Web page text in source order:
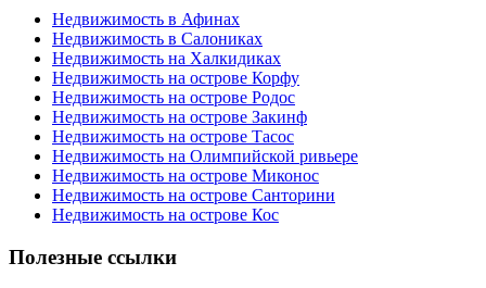
Недвижимость в Афинах
Недвижимость в Салониках
Недвижимость на Халкидиках
Недвижимость на острове Корфу
Недвижимость на острове Родос
Недвижимость на острове Закинф
Недвижимость на острове Тасос
Недвижимость на Олимпийской ривьере
Недвижимость на острове Миконос
Недвижимость на острове Санторини
Недвижимость на острове Кос
Полезные ссылки